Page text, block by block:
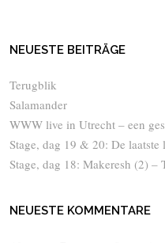
NEUESTE BEITRÄGE
Terugblik
Salamander
WWW live in Utrecht – een
Stage, dag 19 & 20: De laatste
Stage, dag 18: Makeresh (2) –
NEUESTE KOMMENTARE